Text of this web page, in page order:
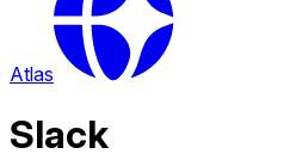
Atlas
Slack